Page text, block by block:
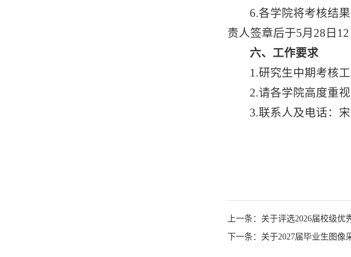
6.各学院将考核结
责人签章后于5月28日
六、工作要求
1.研究生中期考核
2.请各学院高度重
3.联系人及电话：宋
上一条：关于评选2026届校级优
下一条：关于2027届毕业生图像